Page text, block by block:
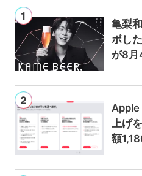
亀梨
ボし
が8月
Apple
上げ
額